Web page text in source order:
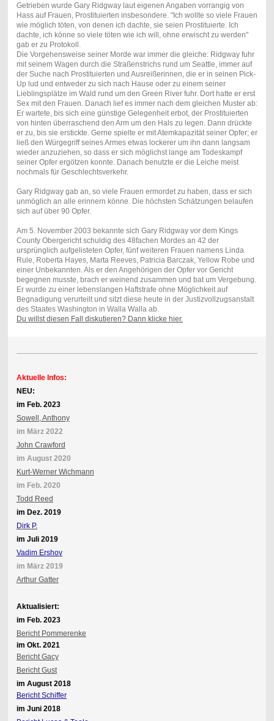
Getrieben wurde Gary Ridgway laut eigenen Angaben vorrangig von
Hass auf Frauen, Prostituierten insbesondere. "Ich wollte so viele Frauen
wie möglich töten, von denen ich dachte, sie seien Prostituierte. Ich
dachte, ich könne so viele töten wie ich will, ohne erwischt zu werden"
gab er zu Protokoll.
Die Vorgehensweise seiner Morde war immer die gleiche: Ridgway fuhr
mit seinem Wagen durch die Straßenstrichs rund um Seattle, immer auf
der Suche nach Prostituierten und Ausreißerinnen, die er in seinen Pick-
Up lud und entweder zu sich nach Hause oder zu einem seiner
Lieblingsplätze im Wald rund um den Green River fuhr. Dort hatte er erst
Sex mit den Frauen. Danach lief es immer nach dem gleichen Muster ab:
Er wartete, bis sich eine günstige Gelegenheit erbot, der Prostituierten
von hinten überraschend den Arm um den Hals zu legen. Dann drückte
er zu, bis sie erstickte. Gerne spielte er mit Atemkapazität seiner Opfer; er
ließ den Würgegriff seines Armes etwas lockerer um ihn dann langsam
wieder anzuziehen, so dass er sich möglichst lange am Todeskampf
seiner Opfer ergötzen konnte. Danach benutzte er die Leiche meist
nochmals für Geschlechtsverkehr.
Gary Ridgway gab an, so viele Frauen ermordet zu haben, dass er sich
unmöglich an alle erinnern könne. Die höchsten Schätzungen belaufen
sich auf über 90 Opfer.
Am 5. November 2003 bekannte sich Gary Ridgway vor dem Kings
County Obergericht schuldig des 48fachen Mordes an 42 der
ursprünglich aufgelisteten Opfer, fünf weiteren Frauen namens Linda
Rule, Roberta Hayes, Marta Reeves, Patricia Barczak, Yellow Robe und
einer Unbekannten. Als er den Angehörigen der Opfer vor Gericht
begegnen musste, brach er weinend zusammen und bat um Vergebung.
Er wurde zu einer lebenslangen Haftstrafe ohne Möglichkeit auf
Begnadigung verurteilt und sitzt diese heute in der Justizvollzugsanstalt
des Staates Washington in Walla Walla ab.
Du willst diesen Fall diskutieren? Dann klicke hier.
Aktuelle Infos:
NEU:
im Feb. 2023
Sowell, Anthony
im März 2022
John Crawford
im August 2020
Kurt-Werner Wichmann
im Feb. 2020
Todd Reed
im Dez. 2019
Dirk P.
im Juli 2019
Vadim Ershov
im März 2019
Arthur Gatter
Aktualisiert:
im Feb. 2023
Bericht Pommerenke
im Okt. 2021
Bericht Gacy
Bericht Gust
im August 2018
Bericht Schiffer
im Juni 2018